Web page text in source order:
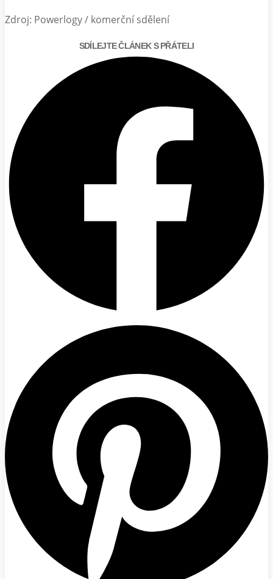
Zdroj: Powerlogy / komerční sdělení
SDÍLEJTE ČLÁNEK S PŘÁTELI